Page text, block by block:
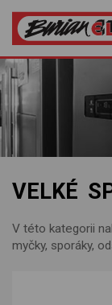
VELKÉ
V této kategorii
myčky, sporáky,